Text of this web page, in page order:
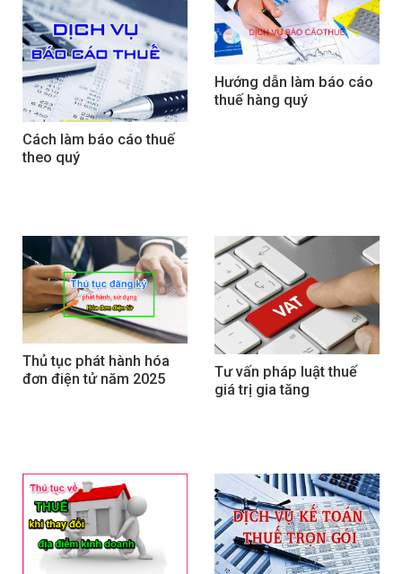
Cách làm báo cáo thuế
theo quý
Hướng dẫn làm báo cáo
thuế hàng quý
Thủ tục phát hành hóa
đơn điện tử năm 2025
Tư vấn pháp luật thuế
giá trị gia tăng